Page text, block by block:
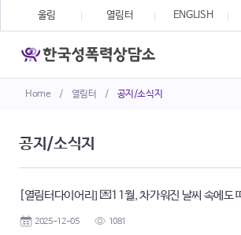
Home / 열림터 / 공지/소식지
울림 열림터 ENGLISH
공지/소식지
[열림터다이어리] 💌11월, 차가워진 날씨 속에도
2025-12-05 1081